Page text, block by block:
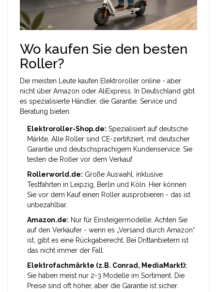
Wo kaufen Sie den besten
Roller?
Die meisten Leute kaufen Elektroroller online - aber
nicht über Amazon oder AliExpress. In Deutschland gibt
es spezialisierte Händler, die Garantie, Service und
Beratung bieten.
Elektroroller-Shop.de: Spezialisiert auf deutsche
Märkte. Alle Roller sind CE-zertifiziert, mit deutscher
Garantie und deutschsprachigem Kundenservice. Sie
testen die Roller vor dem Verkauf.
Rollerworld.de: Große Auswahl, inklusive
Testfahrten in Leipzig, Berlin und Köln. Hier können
Sie vor dem Kauf einen Roller ausprobieren - das ist
unbezahlbar.
Amazon.de: Nur für Einsteigermodelle. Achten Sie
auf den Verkäufer - wenn es „Versand durch Amazon“
ist, gibt es eine Rückgaberecht. Bei Drittanbietern ist
das nicht immer der Fall.
Elektrofachmärkte (z.B. Conrad, MediaMarkt):
Sie haben meist nur 2-3 Modelle im Sortiment. Die
Preise sind oft höher, aber die Garantie ist sicher.